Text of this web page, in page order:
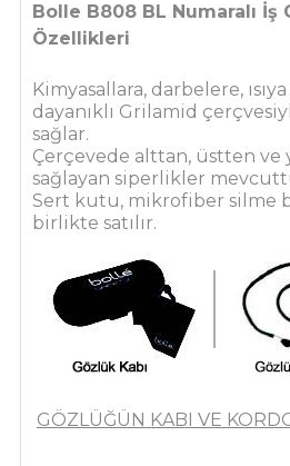
Bolle B808 BL Numaralı İş
Özellikleri
Kimyasallara, darbelere,
dayanıklı Grilamid
sağlar.
Çerçevede alttan, üstten ve
sağlayan siperlikler
Sert kutu, mikrofiber silme
birlikte satılır.
GÖZLÜĞÜN KABI VE